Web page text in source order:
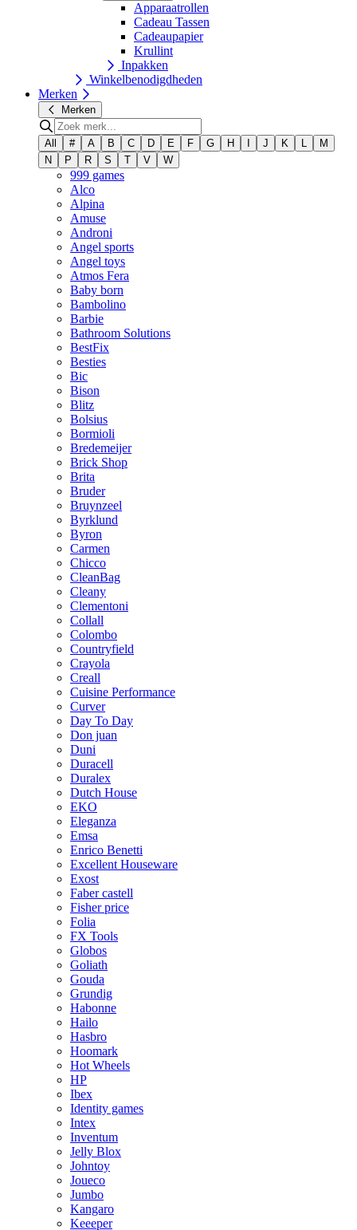
Apparaatrollen
Cadeau Tassen
Cadeaupapier
Krullint
Inpakken
Winkelbenodigdheden
Merken
Merken
All # A B C D E F G H J K L
M
N
P R S T V W
999 games
Alco
Alpina
Amuse
Androni
Angel sports
Angel toys
Atmos Fera
Baby born
Bambolino
Barbie
Bathroom Solutions
BestFix
Besties
Bic
Bison
Blitz
Bolsius
Bormioli
Bredemeijer
Brick Shop
Brita
Bruder
Bruynzeel
Byrklund
Byron
Carmen
Chicco
CleanBag
Cleany
Clementoni
Collall
Colombo
Countryfield
Crayola
Creall
Cuisine Performance
Curver
Day To Day
Don juan
Duni
Duracell
Duralex
Dutch House
EKO
Eleganza
Emsa
Enrico Benetti
Excellent Houseware
Exost
Faber castell
Fisher price
Folia
FX Tools
Globos
Goliath
Gouda
Grundig
Habonne
Hailo
Hasbro
Hoomark
Hot Wheels
HP
Ibex
Identity games
Intex
Inventum
Jelly Blox
Johntoy
Joueco
Jumbo
Kangaro
Keeeper